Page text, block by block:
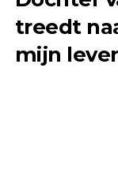
treedt
mijn